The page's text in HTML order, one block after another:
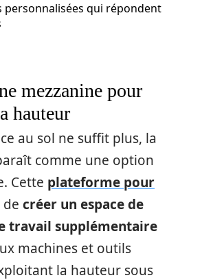
personnalisées qui répondent
mezzanine pour
hauteur
au sol ne suffit plus, la
comme une option
Cette plateforme pour
créer un espace de
travail supplémentaire
machines et outils
la hauteur sous